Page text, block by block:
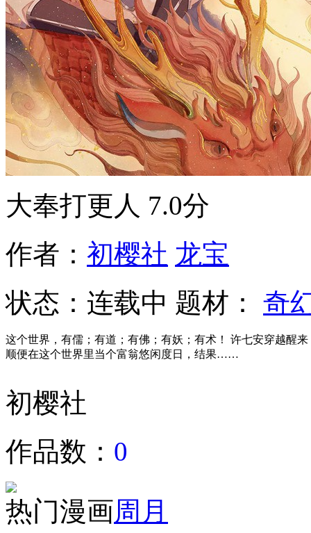
大奉打更人 7.0分
作者： 初樱社 龙宝
状态： 连载中 题材： 奇
这个世界，有儒；有道；有佛；有妖；有术！ 许七安穿越醒
顺便在这个世界里当个富翁悠闲度日，结果……
初樱社
作品数： 0
热门漫画周 月